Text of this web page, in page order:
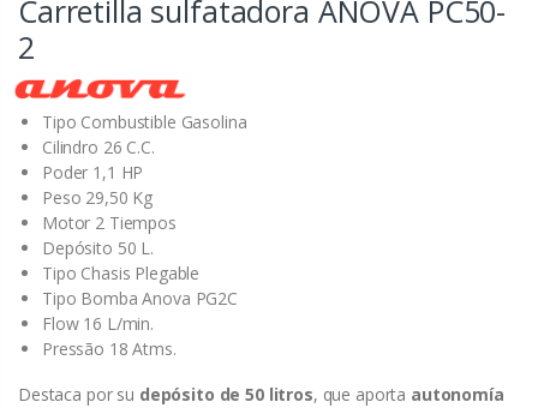
Carretilla sulfatadora ANOVA PC50-
2
Tipo Combustible Gasolina
Cilindro 26 C.C.
Poder 1,1 HP
Peso 29,50 Kg
Motor 2 Tiempos
Depósito 50 L.
Tipo Chasis Plegable
Tipo Bomba Anova PG2C
Flow 16 L/min.
Pressão 18 Atms.
Destaca por su depósito de 50 litros, que aporta autonomía